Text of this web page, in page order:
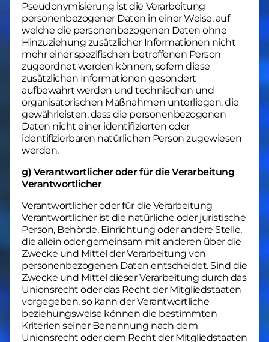
Pseudonymisierung ist die Verarbeitung
personenbezogener Daten in einer Weise, auf
welche die personenbezogenen Daten ohne
Hinzuziehung zusätzlicher Informationen nicht
mehr einer spezifischen betroffenen Person
zugeordnet werden können, sofern diese
zusätzlichen Informationen gesondert
aufbewahrt werden und technischen und
organisatorischen Maßnahmen unterliegen, die
gewährleisten, dass die personenbezogenen
Daten nicht einer identifizierten oder
identifizierbaren natürlichen Person zugewiesen
werden.
g) Verantwortlicher oder für die Verarbeitung
Verantwortlicher
Verantwortlicher oder für die Verarbeitung
Verantwortlicher ist die natürliche oder juristische
Person, Behörde, Einrichtung oder andere Stelle,
die allein oder gemeinsam mit anderen über die
Zwecke und Mittel der Verarbeitung von
personenbezogenen Daten entscheidet. Sind die
Zwecke und Mittel dieser Verarbeitung durch das
Unionsrecht oder das Recht der Mitgliedstaaten
vorgegeben, so kann der Verantwortliche
beziehungsweise können die bestimmten
Kriterien seiner Benennung nach dem
Unionsrecht oder dem Recht der Mitgliedstaaten